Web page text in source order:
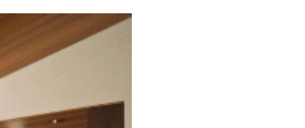
سقف ترنسپرنت
سقف مات